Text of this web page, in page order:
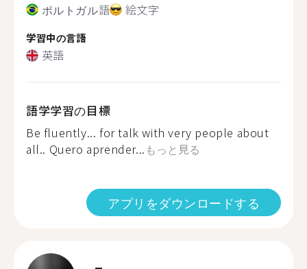
ポルトガル語 絵文字
学習中の言語
英語
語学学習の目標
Be fluently... for talk with very people about
all.. Quero aprender... もっと見る
アプリをダウンロードする